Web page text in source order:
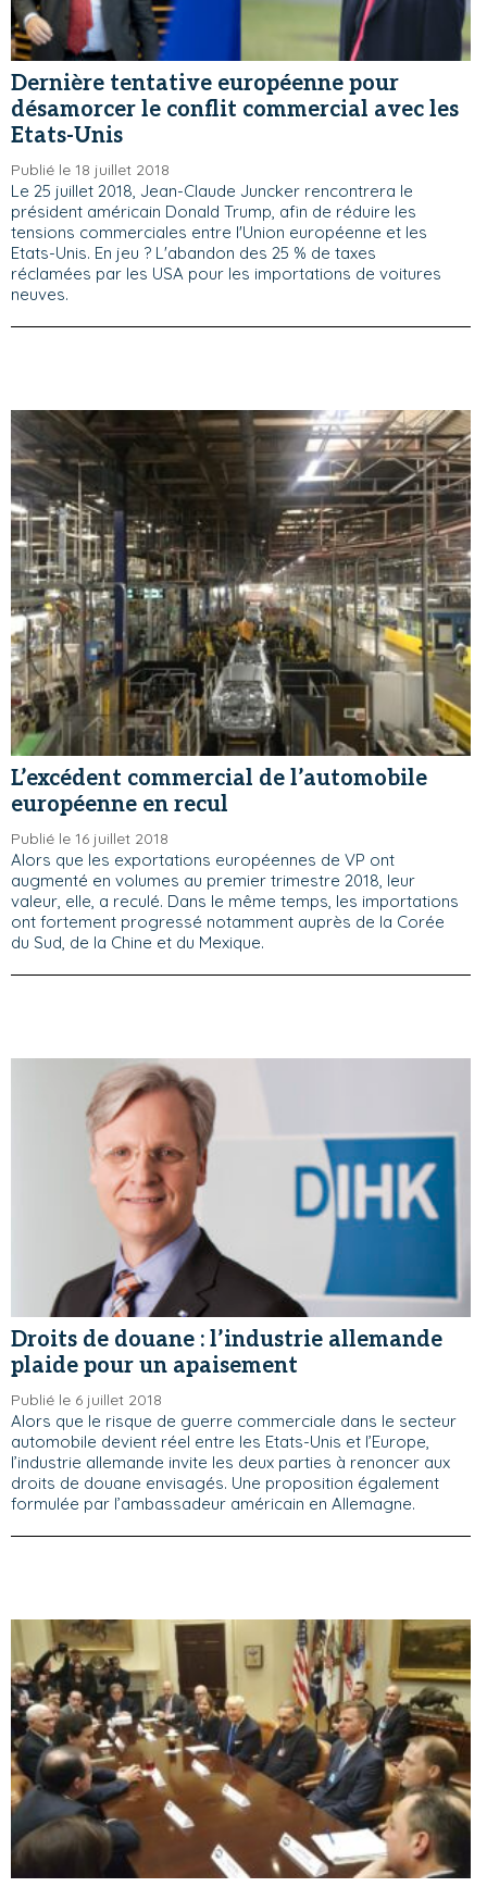
Dernière tentative européenne pour
désamorcer le conflit commercial avec les
Etats-Unis
Publié le 18 juillet 2018
Le 25 juillet 2018, Jean-Claude Juncker rencontrera le
président américain Donald Trump, afin de réduire les
tensions commerciales entre l'Union européenne et les
Etats-Unis. En jeu ? L'abandon des 25 % de taxes
réclamées par les USA pour les importations de voitures
neuves.
L’excédent commercial de l’automobile
européenne en recul
Publié le 16 juillet 2018
Alors que les exportations européennes de VP ont
augmenté en volumes au premier trimestre 2018, leur
valeur, elle, a reculé. Dans le même temps, les importations
ont fortement progressé notamment auprès de la Corée
du Sud, de la Chine et du Mexique.
Droits de douane : l’industrie allemande
plaide pour un apaisement
Publié le 6 juillet 2018
Alors que le risque de guerre commerciale dans le secteur
automobile devient réel entre les Etats-Unis et l’Europe,
l’industrie allemande invite les deux parties à renoncer aux
droits de douane envisagés. Une proposition également
formulée par l’ambassadeur américain en Allemagne.